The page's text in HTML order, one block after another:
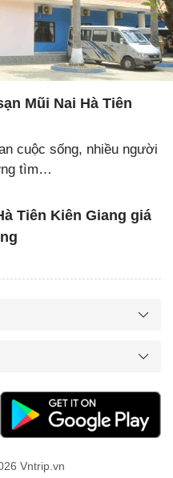
Mũi Nai Hà Tiên
cuộc sống, nhiều người
tìm…
Tiên Kiên Giang giá
Vntrip.vn